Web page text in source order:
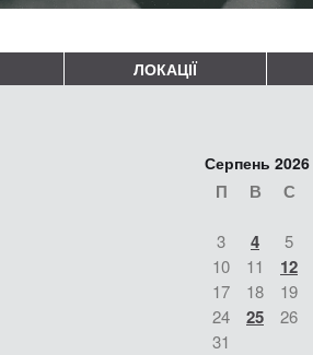
ЛОКАЦІЇ
Серпень 2026
П В С
3 4 5
10
11 12
17
18 19
24
25 26
31